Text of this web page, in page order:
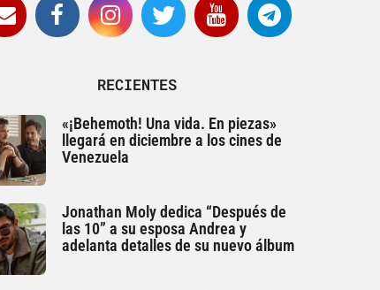
RECIENTES
«¡Behemoth! Una vida. En piezas»
llegará en diciembre a los cines de
Venezuela
Jonathan Moly dedica “Después de
las 10” a su esposa Andrea y
adelanta detalles de su nuevo álbum